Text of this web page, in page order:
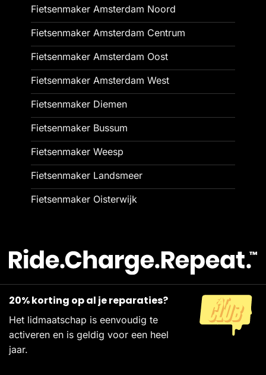
Fietsenmaker Amsterdam Noord
Fietsenmaker Amsterdam Centrum
Fietsenmaker Amsterdam Oost
Fietsenmaker Amsterdam West
Fietsenmaker Diemen
Fietsenmaker Bussum
Fietsenmaker Weesp
Fietsenmaker Landsmeer
Fietsenmaker Oisterwijk
20% korting op al je reparaties?
Het lidmaatschap is eenvoudig te
activeren en is geldig voor een heel
jaar.